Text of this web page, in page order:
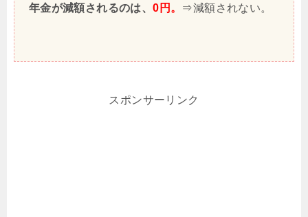
年金が減額されるのは、0円。 ⇒減額されない。
スポンサーリンク